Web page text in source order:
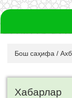
Бош саҳифа /
Хабарлар